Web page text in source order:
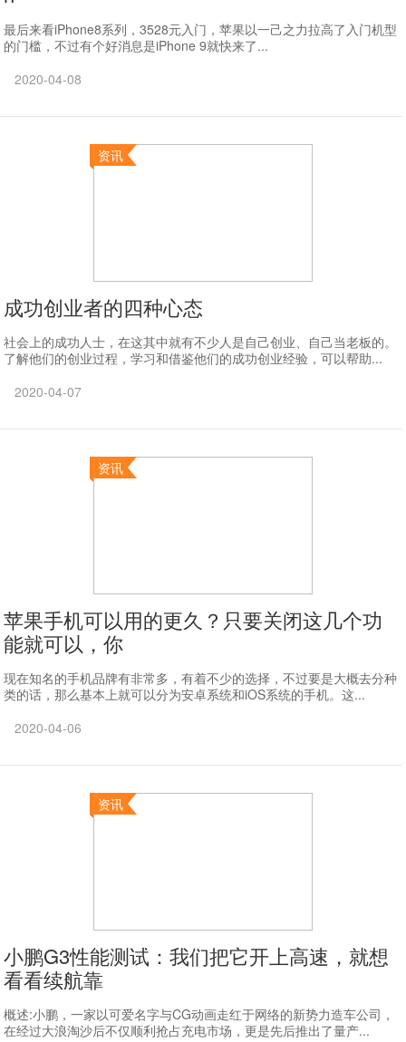
最后来看iPhone8系列，3528元入门，苹果以一己之力拉高了入门机型
的门槛，不过有个好消息是iPhone 9就快来了...
2020-04-08
资讯
成功创业者的四种心态
社会上的成功人士，在这其中就有不少人是自己创业、自己当老板的。
了解他们的创业过程，学习和借鉴他们的成功创业经验，可以帮助...
2020-04-07
资讯
苹果手机可以用的更久？只要关闭这几个功
能就可以，你
现在知名的手机品牌有非常多，有着不少的选择，不过要是大概去分种
类的话，那么基本上就可以分为安卓系统和iOS系统的手机。这...
2020-04-06
资讯
小鹏G3性能测试：我们把它开上高速，就想
看看续航靠
概述:小鹏，一家以可爱名字与CG动画走红于网络的新势力造车公司，
在经过大浪淘沙后不仅顺利抢占充电市场，更是先后推出了量产...